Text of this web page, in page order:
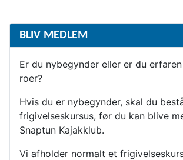
BLIV MEDLEM
Er du nybegynder eller er du
roer?
Hvis du er nybegynder, skal du
frigivelseskursus, før du kan blive
Snaptun Kajakklub.
Vi afholder normalt et